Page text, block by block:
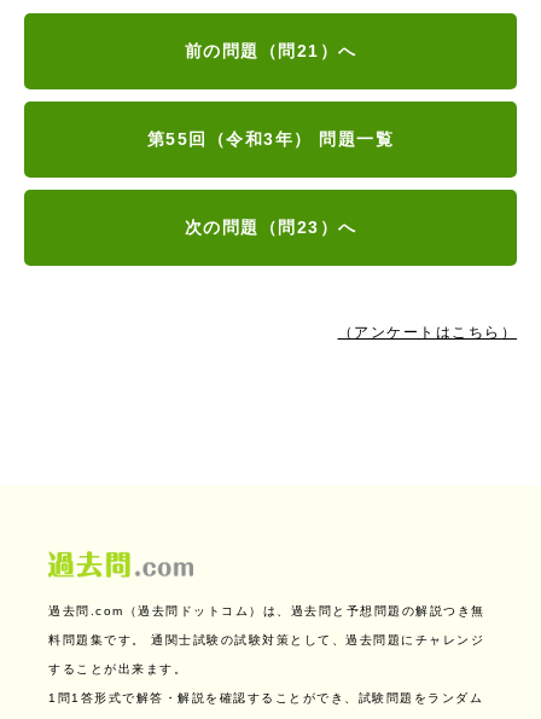
前の問題（問21）へ
第55回（令和3年） 問題一覧
次の問題（問23）へ
（アンケートはこちら）
過去問.com（過去問ドットコム）は、過去問と予想問題の解説つき無
料問題集です。 通関士試験の試験対策として、過去問題にチャレンジ
することが出来ます。
1問1答形式で解答・解説を確認することができ、試験問題をランダム